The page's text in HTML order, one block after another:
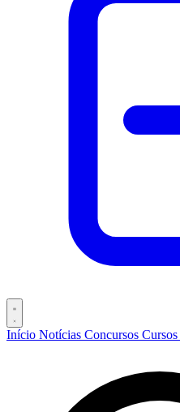
Início Notícias Concursos Cursos